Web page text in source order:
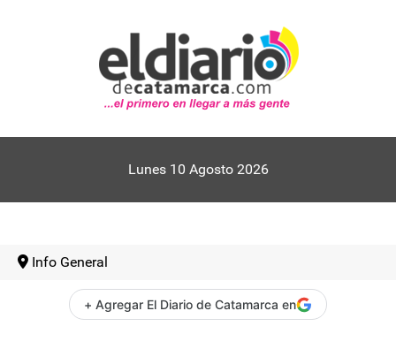
Lunes 10 Agosto 2026
Info General
+ Agregar El Diario de Catamarca en